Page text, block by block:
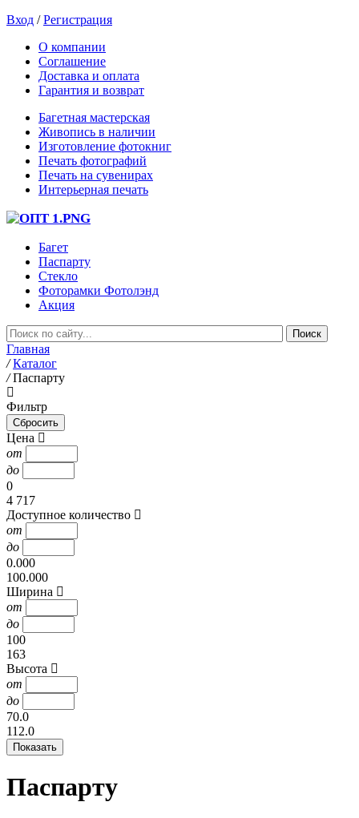
Вход /Регистрация
О компании
Соглашение
Доставка и оплата
Гарантия и возврат
Багетная мастерская
Живопись в наличии
Изготовление фотокниг
Печать фотографий
Печать на сувенирах
Интерьерная печать
Багет
Паспарту
Стекло
Фоторамки Фотолэнд
Акция
Главная
/ Каталог
/ Паспарту
Фильтр
Цена
от
до
0
4 717
Доступное количество
от
до
0.000
100.000
Ширина
от
до
100
163
Высота
от
до
70.0
112.0
Паспарту